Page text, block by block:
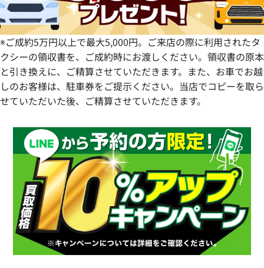
※ご成約5万円以上で最大5,000円。ご来店の際に利用されたタ
クシーの領収書を、ご成約時にお渡しください。領収書の原本
と引き換えに、ご精算させていただきます。また、お車でお越
しのお客様は、駐車券をご提示ください。当店でコピーを取ら
せていただいた後、ご精算させていただきます。